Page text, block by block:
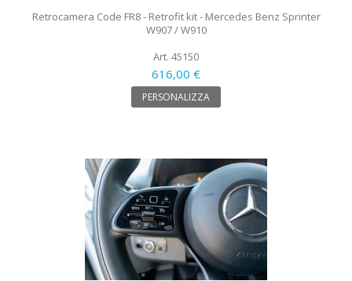
Retrocamera Code FR8 - Retrofit kit - Mercedes Benz Sprinter
W907 / W910
Art. 45150
616,00 €
PERSONALIZZA